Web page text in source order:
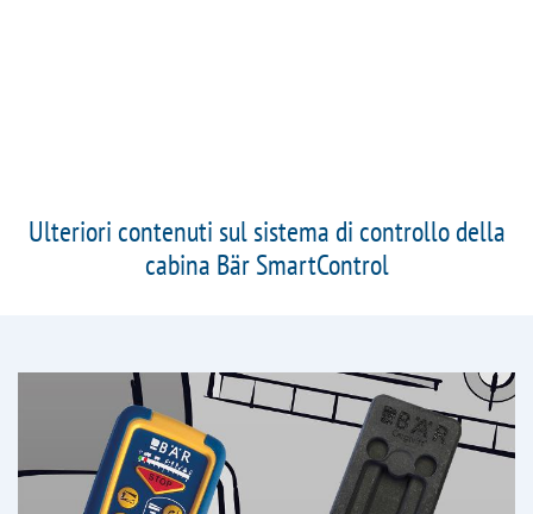
Ulteriori contenuti sul sistema di controllo della
cabina Bär SmartControl